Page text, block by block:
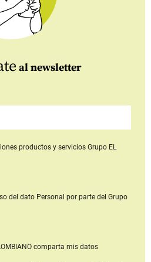
al newsletter
productos y serviciosGrupo EL
del dato Personal por parte del Grupo
comparta mis datos